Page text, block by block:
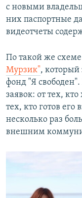
с новыми
них паспортные
видеотчеты
По такой же схеме
Мурзик", который
фонд "Я
заявок: от тех,
тех, кто готов его
несколько раз
внешним